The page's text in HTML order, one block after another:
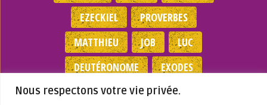
Nous respectons votre vie privée.
EZECKIEL
PROVERBES
MATTHIEU
JOB
LUC
DEUTÉRONOME
EXODES
NOMBRES
JEAN 1 SAMUEL